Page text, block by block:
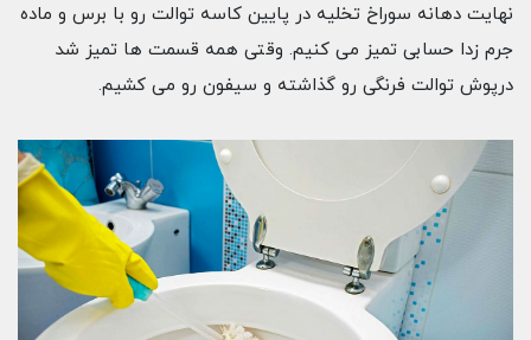
نهایت دهانه سوراخ تخلیه در پایین کاسه توالت رو با برس و ماده
جرم زدا حسابی تمیز می کنیم. وقتی همه قسمت ها تمیز شد
درپوش توالت فرنگی رو گذاشته و سیفون رو می کشیم.